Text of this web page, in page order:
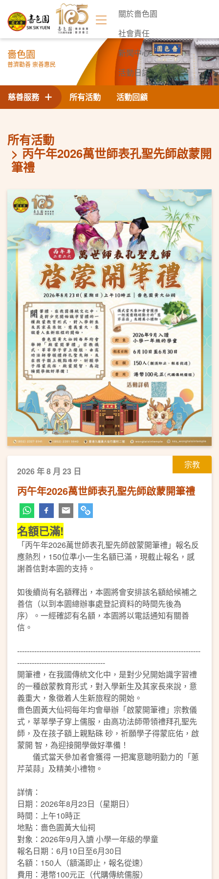
關於嗇色園
社會責任
新聞中心
活動日誌
聯絡我們
嗇色園
普濟勸善 崇善惠民
所有活動 活動回顧
慈善服務
所有活動
丙午年2026萬世師表孔聖先師啟蒙開
筆禮
宗教
2026 年 8 月 23 日
丙午年2026萬世師表孔聖先師啟蒙開筆禮
名額已滿!
「丙午年2026萬世師表孔聖先師啟蒙開筆禮」報名反
應熱烈，150位準小一生名額已滿，現截止報名，感
謝善信對本園的支持。
如後續尚有名額釋出，本園將會安排該名額給候補之
善信（以到本園總辦事處登記資料的時間先後為
序）。一經確認有名額，本園將以電話通知有關善
信。
---------------------------------------------------------------------------
------------------------------------
開筆禮，在我國傳統文化中，是對少兒開始識字習禮
的一種啟蒙教育形式，對入學新生及其家長來說，意
義重大，象徵着人生新旅程的開始。
嗇色園黃大仙祠每年均會舉辦「啟蒙開筆禮」宗教儀
式，莘莘學子穿上儒服，由高功法師帶領禮拜孔聖先
師，及在孩子額上親點硃 砂，祈願學子得蒙庇佑，啟
蒙開 智，為迎接開學做好準備！
儀式當天參加者會獲得 一把寓意聰明勤力的「蔥
芹菜蒜」及精美小禮物。
詳情：
日期：2026年8月23日（星期日）
時間：上午10時正
地點：嗇色園黃大仙祠
對象：2026年9月入讀 小學一年級的學童
報名日期：6月10日至6月30日
名額：150人（額滿即止，報名從速）
費用：港幣100元正（代購傳統儒服）